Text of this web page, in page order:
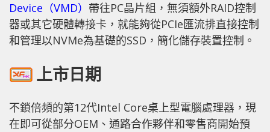
Device（VMD） 帶往PC晶片組，無須額外RAID控制
器或其它硬體轉接卡，就能夠從PCIe匯流排直接控制
和管理以NVMe為基礎的SSD，簡化儲存裝置控制。
上市日期
不鎖倍頻的第12代Intel Core桌上型電腦處理器，現
在即可從部分OEM、通路合作夥伴和零售商開始預